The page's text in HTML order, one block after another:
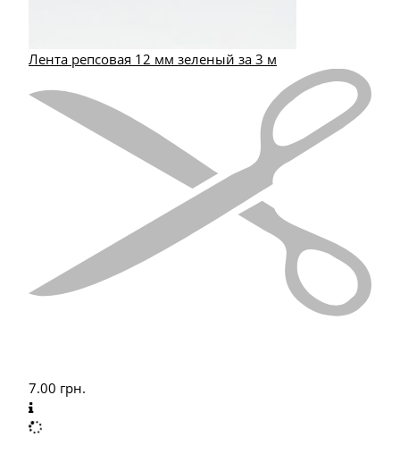
Лента репсовая 12 мм зеленый за 3 м
7.00 грн.